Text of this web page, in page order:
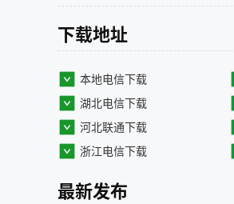
下载地址
本地电信下载
湖北电信下载
河北联通下载
浙江电信下载
最新发布